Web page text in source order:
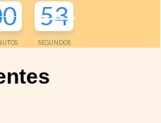
52
SEGUNDOS